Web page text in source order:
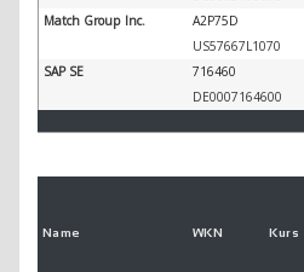
Match Group Inc.
A2P75D
US57667L1070
SAP SE
716460
DE0007164600
Name WKN Kurs